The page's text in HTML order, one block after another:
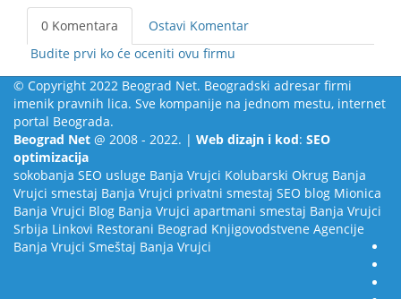
0 Komentara
Ostavi Komentar
Budite prvi ko će oceniti ovu firmu
© Copyright 2022 Beograd Net. Beogradski adresar firmi
imenik pravnih lica. Sve kompanije na jednom mestu, internet
portal Beograda.
Beograd Net @ 2008 - 2022. | Web dizajn i kod: SEO
optimizacija
sokobanja SEO usluge Banja Vrujci Kolubarski Okrug Banja
Vrujci smestaj Banja Vrujci privatni smestaj SEO blog Mionica
Banja Vrujci Blog Banja Vrujci apartmani smestaj Banja Vrujci
Srbija Linkovi Restorani Beograd Knjigovodstvene Agencije
Banja Vrujci Smeštaj Banja Vrujci